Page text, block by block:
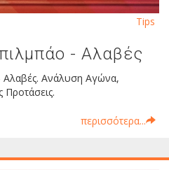
- Αλαβές
Αλαβές. Ανάλυση Αγώνα,
Προτάσεις.
περισσότερα...
Tips